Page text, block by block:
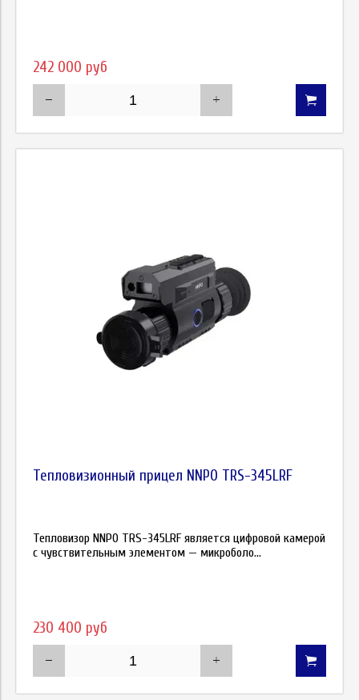
242 000 руб
Тепловизионный прицел NNPO TRS-345LRF
Тепловизор NNPO TRS-345LRF является цифровой камерой
с чувствительным элементом — микроболо...
230 400 руб